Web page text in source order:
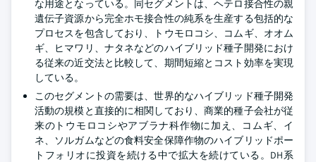
な用途となっている。同セグメントは、ヘテロ接合性の親
遺伝子資源から完全ホモ接合性の純系を生産する包括的な
プロセスを包含しており、トウモロコシ、コムギ、オオム
ギ、ヒマワリ、ナタネなどのハイブリッド種子開発におけ
る従来の近交法と比較して、期間短縮とコスト効率を実現
している。
このセグメントの需要は、世界的なハイブリッド種子開発
活動の規模と直接的に相関しており、商業的種子会社が従
来のトウモロコシやアブラナ科作物に加え、コムギ、イ
ネ、ソルガムなどの食料安全保障作物のハイブリッドポー
トフォリオに投資を続ける中で拡大を続けている。DH系